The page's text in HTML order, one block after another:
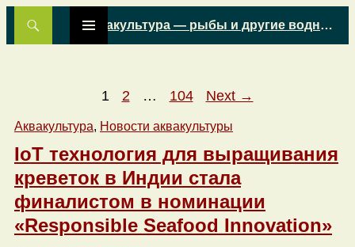
Аквакультура — рыбы и другие водные животные
Search
navigation
1 2 … 104 Next →
Аквакультура, Новости аквакультуры
IoT технология для выращивания
креветок в Индии стала
финалистом в номинации
«Responsible Seafood Innovation»